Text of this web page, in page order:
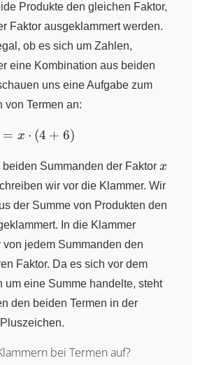
Produkte den gleichen Faktor,
Faktor ausgeklammert werden.
ob es sich um Zahlen,
eine Kombination aus beiden
uns eine Aufgabe zum
von Termen an:
= x ⋅ (4 + 6)
beiden Summanden der Faktor x
x
wir vor die Klammer. Wir
der Summe von Produkten den
In die Klammer
jedem Summanden den
Faktor. Da es sich vor dem
um eine Summe handelte, steht
den beiden Termen in der
bei Termen auf?